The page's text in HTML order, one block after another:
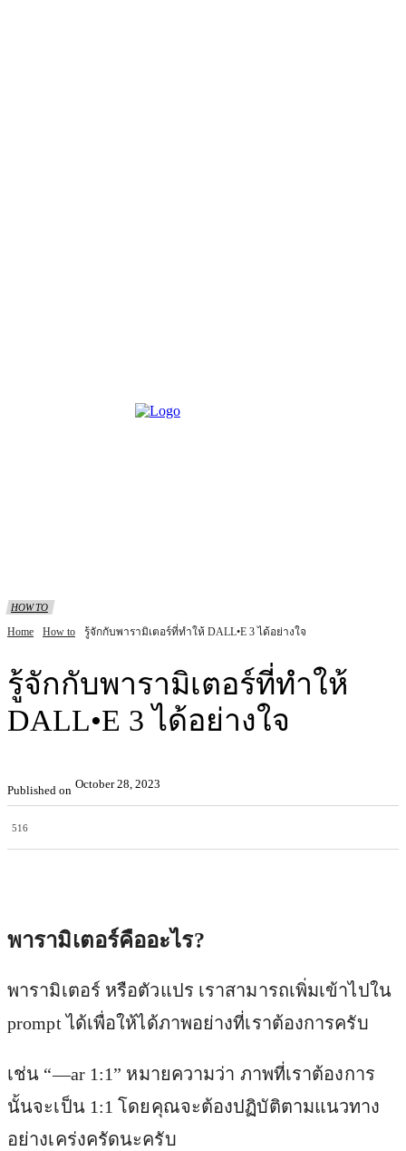
HOW TO
Home How to รู้จักกับพารามิเตอร์ที่ทำให้ DALL•E 3 ได้อย่างใจ
รู้จักกับพารามิเตอร์ที่ทำให้
DALL•E 3 ได้อย่างใจ
Published on October 28, 2023
516
พารามิเตอร์คืออะไร?
พารามิเตอร์ หรือตัวแปร เราสามารถเพิ่มเข้าไปใน
prompt ได้เพื่อให้ได้ภาพอย่างที่เราต้องการครับ
เช่น “—ar 1:1” หมายความว่า ภาพที่เราต้องการ
นั้นจะเป็น 1:1 โดยคุณจะต้องปฏิบัติตามแนวทาง
อย่างเคร่งครัดนะครับ